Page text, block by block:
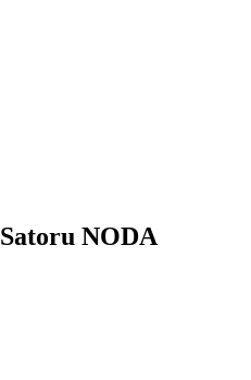
Satoru NODA